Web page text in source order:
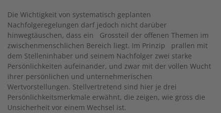
Die Wichtigkeit von systematisch geplanten
Nachfolgeregelungen darf jedoch nicht darüber
hinwegtäuschen, dass ein Grossteil der offenen Themen im
zwischenmenschlichen Bereich liegt. Im Prinzip prallen mit
dem Stelleninhaber und seinem Nachfolger zwei starke
Persönlichkeiten aufeinander, und zwar mit der vollen Wucht
ihrer persönlichen und unternehmerischen
Wertvorstellungen. Stellvertretend sind hier je drei
Persönlichkeitsmerkmale erwähnt, die zeigen, wie gross die
Unsicherheit vor einem Wechsel ist.